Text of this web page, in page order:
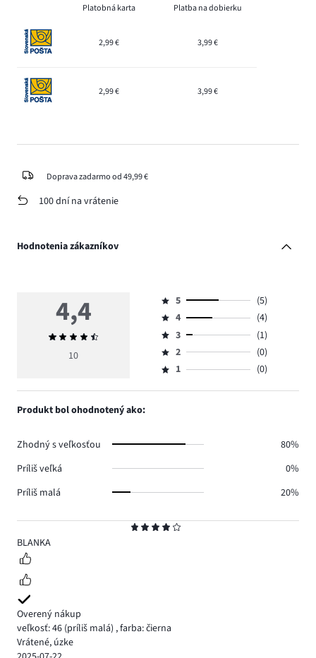
Platobná karta Platba na dobierku
2,99 € 3,99 €
2,99 € 3,99 €
Doprava zadarmo od 49,99 €
100 dní na vrátenie
Hodnotenia zákazníkov
4
BLANKA
Overený nákup
veľkosť: 46 (príliš malá) ,farba: čierna
Vrátené, úzke
4,4
Priemerné
hodnotenie
10
Hodnotenie
5,
počet
hlasov
5.
5
(5)
Hodnotenie
4,
počet
hlasov
4
(4)
Hodnotenie
3,
počet
3
(1)
Hodnotenie
2,
2
(0)
Hodnotenie
1,
1 (0)
Produkt bol ohodnotený ako:
Zhodný s veľkosťou
80%
Príliš veľká
0%
Príliš malá
20%